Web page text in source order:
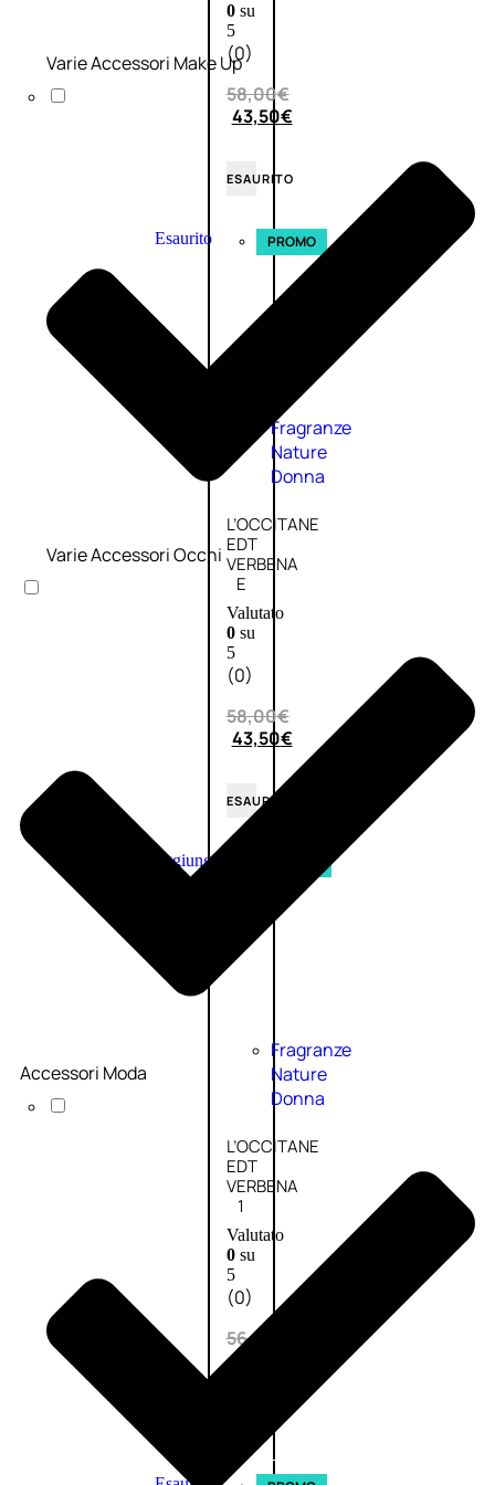
0su
5
(0)
58,00€
43,50€
ESAURITO
Esaurito PROMO
Fragranze
Nature
Donna
L’OCCITANE
EDT
VERBENA
E
Valutato
0su
5
(0)
58,00€
43,50€
ESAURITO
Aggiungi
Fragranze
Nature
Donna
L’OCCITANE
EDT
VERBENA
1
Valutato
0su
5
(0)
56,00
42,00
AGGIUNGI
CARRELLO
Varie Accessori Make Up
Varie Accessori Occhi
Accessori Moda